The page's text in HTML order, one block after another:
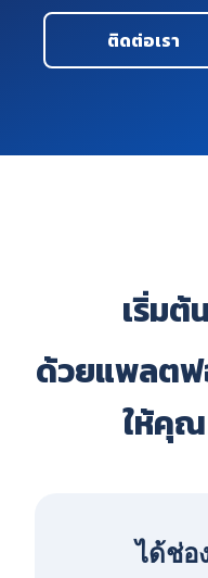
ติดต่อเรา
เริ่มต้
ด้วยแพลตฟ
ให้คุณ
ได้ช่อ